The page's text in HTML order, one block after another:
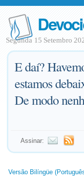
Segunda 15 Setembro
E daí?
estamos
De modo
Assinar:
Versão Bilíngüe